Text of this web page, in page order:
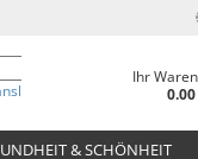
Ihr
0.00
& SCHÖNHEIT